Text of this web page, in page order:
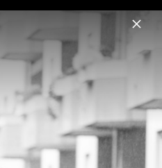
Menu
Fotos Biografie